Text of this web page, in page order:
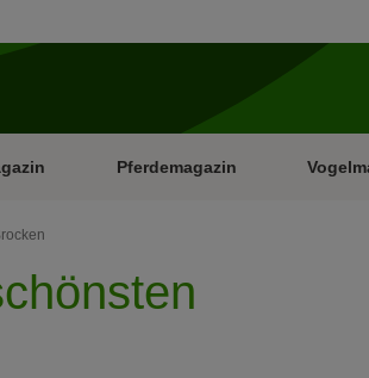
Pferdemagazin